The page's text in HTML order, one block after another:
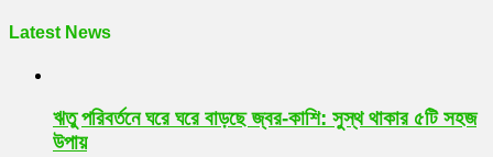
Latest News
ঋতু পরিবর্তনে ঘরে ঘরে বাড়ছে জ্বর-কাশি: সুস্থ থাকার ৫টি সহজ
উপায়